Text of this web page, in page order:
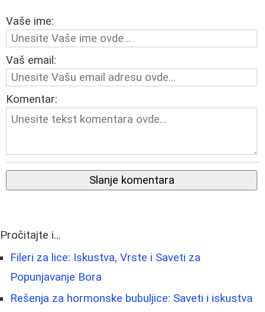
Vaše ime:
Vaš email:
Komentar:
Slanje komentara
Pročitajte i...
Fileri za lice: Iskustva, Vrste i Saveti za
Popunjavanje Bora
Rešenja za hormonske bubuljice: Saveti i iskustva